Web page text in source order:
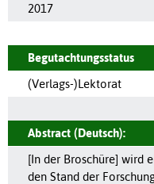
2017
Begutachtungsstatus
(Verlags-)Lektorat
Abstract (Deutsch):
[In der Broschüre] wird
den Stand der